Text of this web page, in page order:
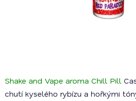
Shake and Vape aroma Chill Pill
chutí kyselého rybízu a hořkými